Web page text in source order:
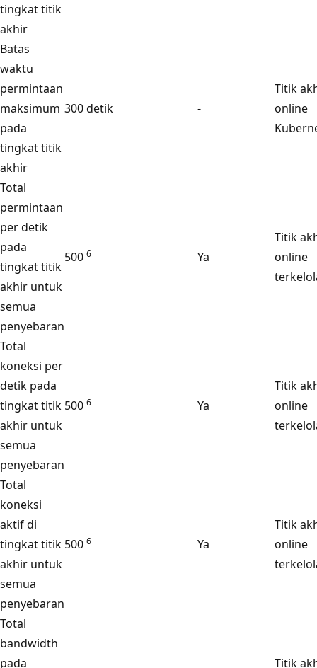
tingkat titik
akhir
Batas
waktu
permintaan
maksimum
pada
tingkat titik
akhir
300 detik -
Titik
online
Total
permintaan
per detik
pada
tingkat titik
akhir untuk
semua
penyebaran
500 6 Ya
Titik
online
Total
koneksi per
detik pada
tingkat titik
akhir untuk
semua
penyebaran
500 6 Ya
Titik
online
Total
koneksi
aktif di
tingkat titik
akhir untuk
semua
penyebaran
500 6 Ya
Titik
online
Total
bandwidth
pada
Titik